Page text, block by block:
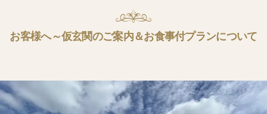
お客様へ～仮玄関のご案内＆お食事付プランについて